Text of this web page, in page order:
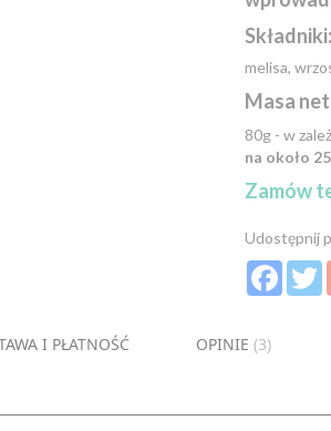
Składniki:
melisa,
Masa
80g - w
na około
Zamów
Udostępnij
I PŁATNOŚĆ OPINIE 3